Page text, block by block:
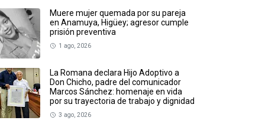
Muere mujer quemada por su pareja
en Anamuya, Higüey; agresor cumple
prisión preventiva
1 ago, 2026
La Romana declara Hijo Adoptivo a
Don Chicho, padre del comunicador
Marcos Sánchez: homenaje en vida
por su trayectoria de trabajo y dignidad
3 ago, 2026